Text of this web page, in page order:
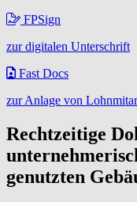
FPSign
zur digitalen Unterschrift
Fast Docs
zur Anlage von
Rechtzeitige
genutzten